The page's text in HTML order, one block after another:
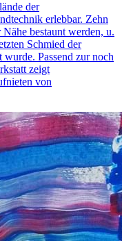
der
erlebbar. Zehn
bestaunt werden, u.
Schmied der
Passend zur noch
zeigt
von